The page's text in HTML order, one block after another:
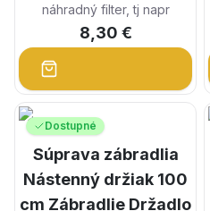
náhradný filter, tj napr
8,30 €
Dostupné
Súprava zábradlia
Nástenný držiak 100
cm Zábradlie Držadlo